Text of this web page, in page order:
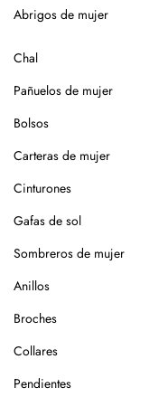
Abrigos de mujer
Chal
Pañuelos de mujer
Bolsos
Carteras de mujer
Cinturones
Gafas de sol
Sombreros de mujer
Anillos
Broches
Collares
Pendientes